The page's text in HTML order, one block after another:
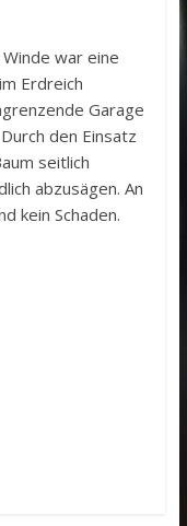
war eine
Erdreich
Garage
den Einsatz
seitlich
abzusägen. An
kein Schaden.